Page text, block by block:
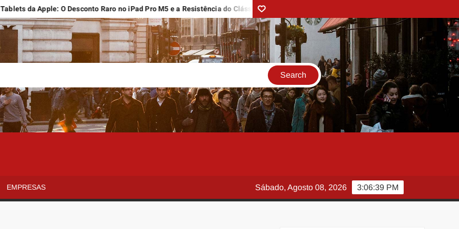
da Apple: O Desconto Raro no iPad Pro M5 e a Resistência do Clássico iPad 9Contact
EMPRESAS 3:06:40 PM
Sábado, Agosto 08, 2026